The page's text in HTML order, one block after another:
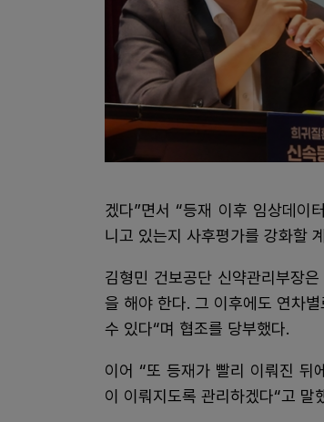
겠다”면서 “등재 이후 임상데이
니고 있는지 사후평가를 강화할
김형민 건보공단 신약관리부장
을 해야 한다. 그 이후에도 연차
수 있다“며 협조를 당부했다.
이어 “또 등재가 빨리 이뤄진 뒤
이 이뤄지도록 관리하겠다“고 말